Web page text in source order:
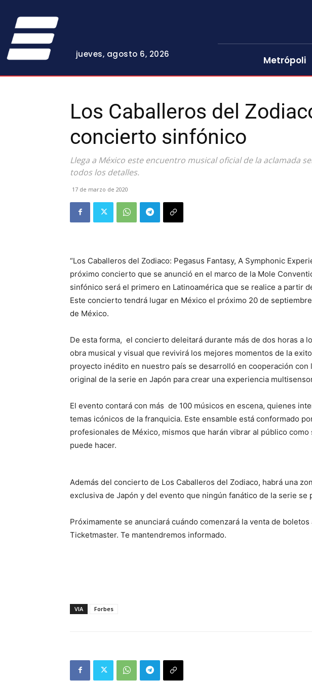
jueves, agosto 6, 2026
Metrópoli
Los Caballeros del
concierto sinfónico
Llega a México este encuentro musical oficial de la aclamada
todos los detalles.
17 de marzo de 2020
“Los Caballeros del Zodiaco: Pegasus Fantasy, A Symphonic
próximo concierto que se anunció en el marco de la Mole
sinfónico será el primero en Latinoamérica que se realice a partir
Este concierto tendrá lugar en México el próximo 20 de
de México.
De esta forma, el concierto deleitará durante más de dos horas a
obra musical y visual que revivirá los mejores momentos de la
proyecto inédito en nuestro país se desarrolló en cooperación
original de la serie en Japón para crear una experiencia
El evento contará con más de 100 músicos en escena, quienes
temas icónicos de la franquicia. Este ensamble está conformado
profesionales de México, mismos que harán vibrar al público como
puede hacer.
Además del concierto de Los Caballeros del Zodiaco, habrá una
exclusiva de Japón y del evento que ningún fanático de la serie se
Próximamente se anunciará cuándo comenzará la venta de
Ticketmaster. Te mantendremos informado.
VIA Forbes